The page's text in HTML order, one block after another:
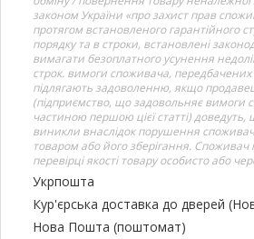
законом України «про захист прав
протягом встановленого гарантійного
порядку та в строки, встановлені
вимагати безоплатного усунення
строк. вимоги споживача,
підлягають задоволенню, якщо
(підприємство, що задовольняє вимоги
частиною першою цієї статті) доведуть,
виникли внаслідок порушення
товаром або його зберігання. Споживач
перевірці якості товару особисто або
Укрпошта
Кур'єрська доставка до дверей
Нова Пошта (поштомат)